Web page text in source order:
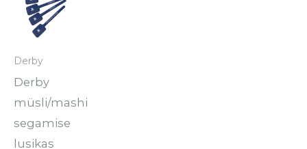
Derby
Derby
müsli/mashi
segamise
lusikas